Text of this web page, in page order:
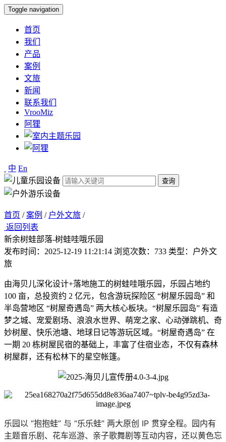
Toggle navigation
首页
我们
产品
案例
文旅
新闻
联系我们
VrooMiz
阿狸
中 En
查询
首页 / 案例 / 户外文旅 /
返回列表
新余树蛙部落-树蛙哇哦乐园
发布时间：2025-12-19 11:21:14 浏览次数：733 类型：户外文
旅
由海贝儿深化设计+落地施工的树蛙哇哦乐园，乐园占地约
100 亩，总投资约 2 亿元，包含游玩探险区 “树屋乐园岛” 和
半岛营地区 “树屋奇遇岛” 两大核心板块。“树屋乐园岛” 有造
梦之城、宠爱剧场、浪浪水世界、萌宠之家、心动弹跳机、奇
妙树屋、快乐池塘、地球日记等游玩区域。“树屋奇遇岛” 在
一期 20 栋树屋民宿的基础上，丰富了住宿业态，不仅有森林
树屋群，还有松林下的星空帐篷。
乐园以 “抱抱蛙” 与 “乐乐蛙” 两大原创 IP 贯穿全程。园内有
主题音乐剧、花车巡游、亲子歌舞剧等互动内容，还以黄色忘